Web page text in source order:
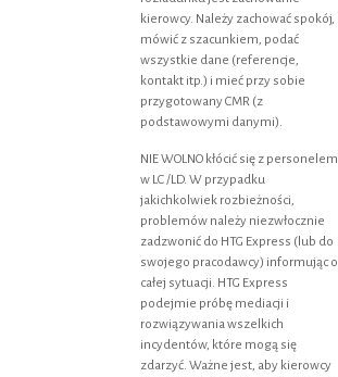
kierowcy. Należy zachować spokój,
mówić z szacunkiem, podać
wszystkie dane (referencje,
kontakt itp.) i mieć przy sobie
przygotowany CMR (z
podstawowymi danymi).
NIE WOLNO kłócić się z personelem
w LC /LD. W przypadku
jakichkolwiek rozbieżności,
problemów należy niezwłocznie
zadzwonić do HTG Express (lub do
swojego pracodawcy) informując o
całej sytuacji. HTG Express
podejmie próbę mediacji i
rozwiązywania wszelkich
incydentów, które mogą się
zdarzyć. Ważne jest, aby kierowcy